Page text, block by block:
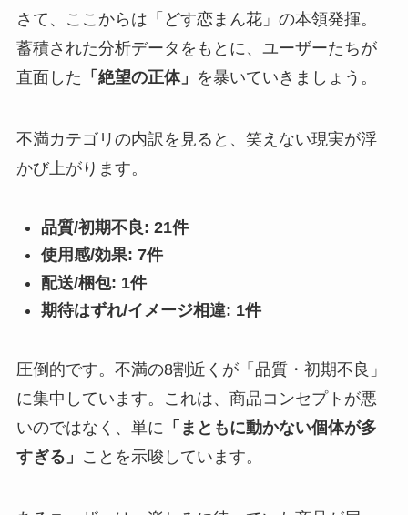
さて、ここからは「どす恋まん花」の本領発揮。
蓄積された分析データをもとに、ユーザーたちが
直面した 「絶望の正体」 を暴いていきましょう。
不満カテゴリの内訳を見ると、笑えない現実が浮
かび上がります。
品質/初期不良: 21件
使用感/効果: 7件
配送/梱包: 1件
期待はずれ/イメージ相違: 1件
圧倒的です。不満の8割近くが「品質・初期不良」
に集中しています。これは、商品コンセプトが悪
いのではなく、単に 「まともに動かない個体が多
すぎる」 ことを示唆しています。